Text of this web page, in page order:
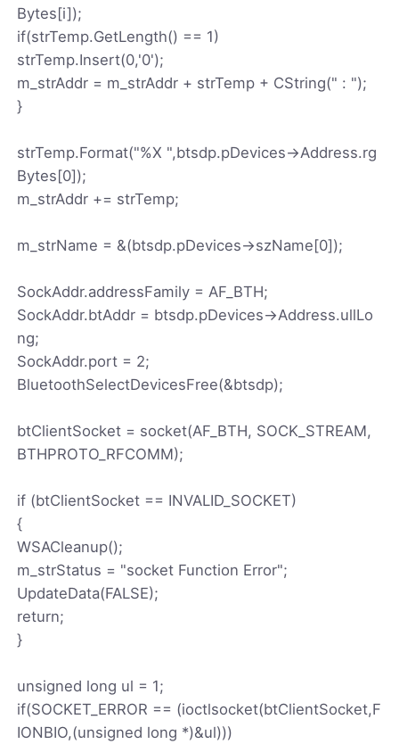
Bytes[i]);
if(strTemp.GetLength() == 1)
strTemp.Insert(0,'0');
m_strAddr = m_strAddr + strTemp + CString(" : ");
}
strTemp.Format("%X ",btsdp.pDevices->Address.rg
Bytes[0]);
m_strAddr += strTemp;
m_strName = &(btsdp.pDevices->szName[0]);
SockAddr.addressFamily = AF_BTH;
SockAddr.btAddr = btsdp.pDevices->Address.ullLo
ng;
SockAddr.port = 2;
BluetoothSelectDevicesFree(&btsdp);
btClientSocket = socket(AF_BTH, SOCK_STREAM,
BTHPROTO_RFCOMM);
if (btClientSocket == INVALID_SOCKET)
{
WSACleanup();
m_strStatus = "socket Function Error";
UpdateData(FALSE);
return;
}
unsigned long ul = 1;
if(SOCKET_ERROR == (ioctlsocket(btClientSocket,F
IONBIO,(unsigned long *)&ul)))